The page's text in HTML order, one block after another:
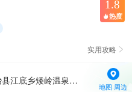
1.8
 热度
实用攻略 
广西壮族自治区桂林市龙胜各族自治县江底乡矮岭温泉景区内
地图·周边